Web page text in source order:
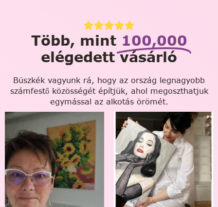
Több, mint 100,000
elégedett vásárló
Büszkék vagyunk rá, hogy az ország legnagyobb
számfestő közösségét építjük, ahol megoszthatjuk
egymással az alkotás örömét.